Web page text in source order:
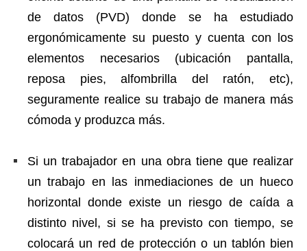
de datos (PVD) donde se ha estudiado
ergonómicamente su puesto y cuenta con los
elementos necesarios (ubicación pantalla,
reposa pies, alfombrilla del ratón, etc),
seguramente realice su trabajo de manera más
cómoda y produzca más.
Si un trabajador en una obra tiene que realizar
un trabajo en las inmediaciones de un hueco
horizontal donde existe un riesgo de caída a
distinto nivel, si se ha previsto con tiempo, se
colocará un red de protección o un tablón bien